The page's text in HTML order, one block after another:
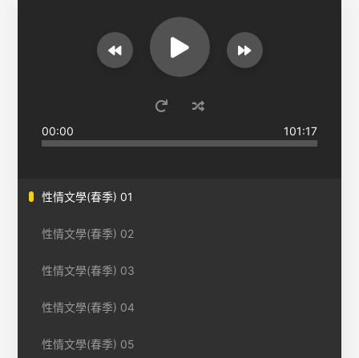
00:00 101:17
性情文學(春季) 01
性情文學(春季) 02
性情文學(春季) 03
性情文學(春季) 04
性情文學(春季) 05